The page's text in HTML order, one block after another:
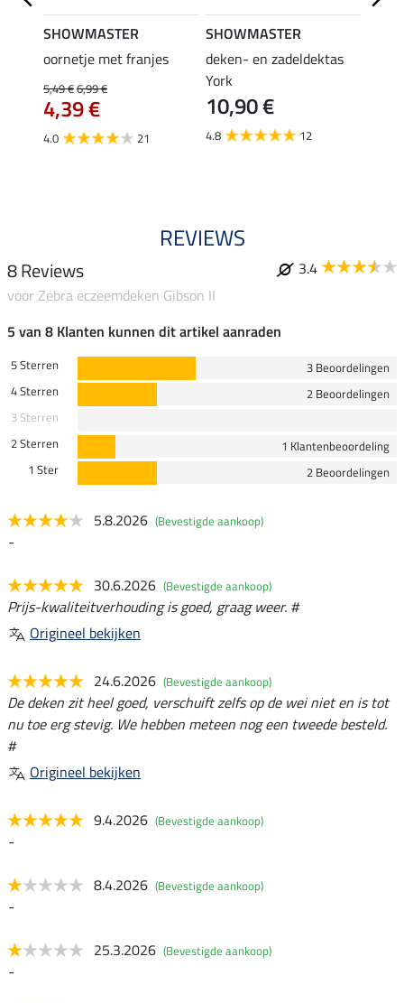
SHOWMASTER
oornetje met franjes
5,49 €6,99 €
4,39 €
4.0 21
SHOWMASTER
deken- en zadeldektas
York
10,90 €
4.8 12
REVIEWS
8 Reviews
3.4
voor Zebra eczeemdeken Gibson II
5 van 8 Klanten kunnen dit artikel aanraden
5 Sterren
3 Beoordelingen
4 Sterren
2 Beoordelingen
3 Sterren
2 Sterren
1 Klantenbeoordeling
1 Ster
2 Beoordelingen
5.8.2026 (Bevestigde aankoop)
-
30.6.2026 (Bevestigde aankoop)
Prijs-kwaliteitverhouding is goed, graag weer. #
Origineel bekijken
24.6.2026 (Bevestigde aankoop)
De deken zit heel goed, verschuift zelfs op de wei niet en is tot
nu toe erg stevig. We hebben meteen nog een tweede besteld.
#
Origineel bekijken
9.4.2026 (Bevestigde aankoop)
-
8.4.2026 (Bevestigde aankoop)
-
25.3.2026 (Bevestigde aankoop)
-